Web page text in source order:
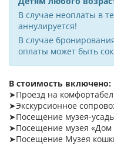
В случае неоплаты в
аннулируется!
В случае
оплаты может быть
В стоимость включено:
➤Проезд на
➤Экскурсионное
➤Посещение музея-
➤Посещение музея «Дом
➤Посещение Музея